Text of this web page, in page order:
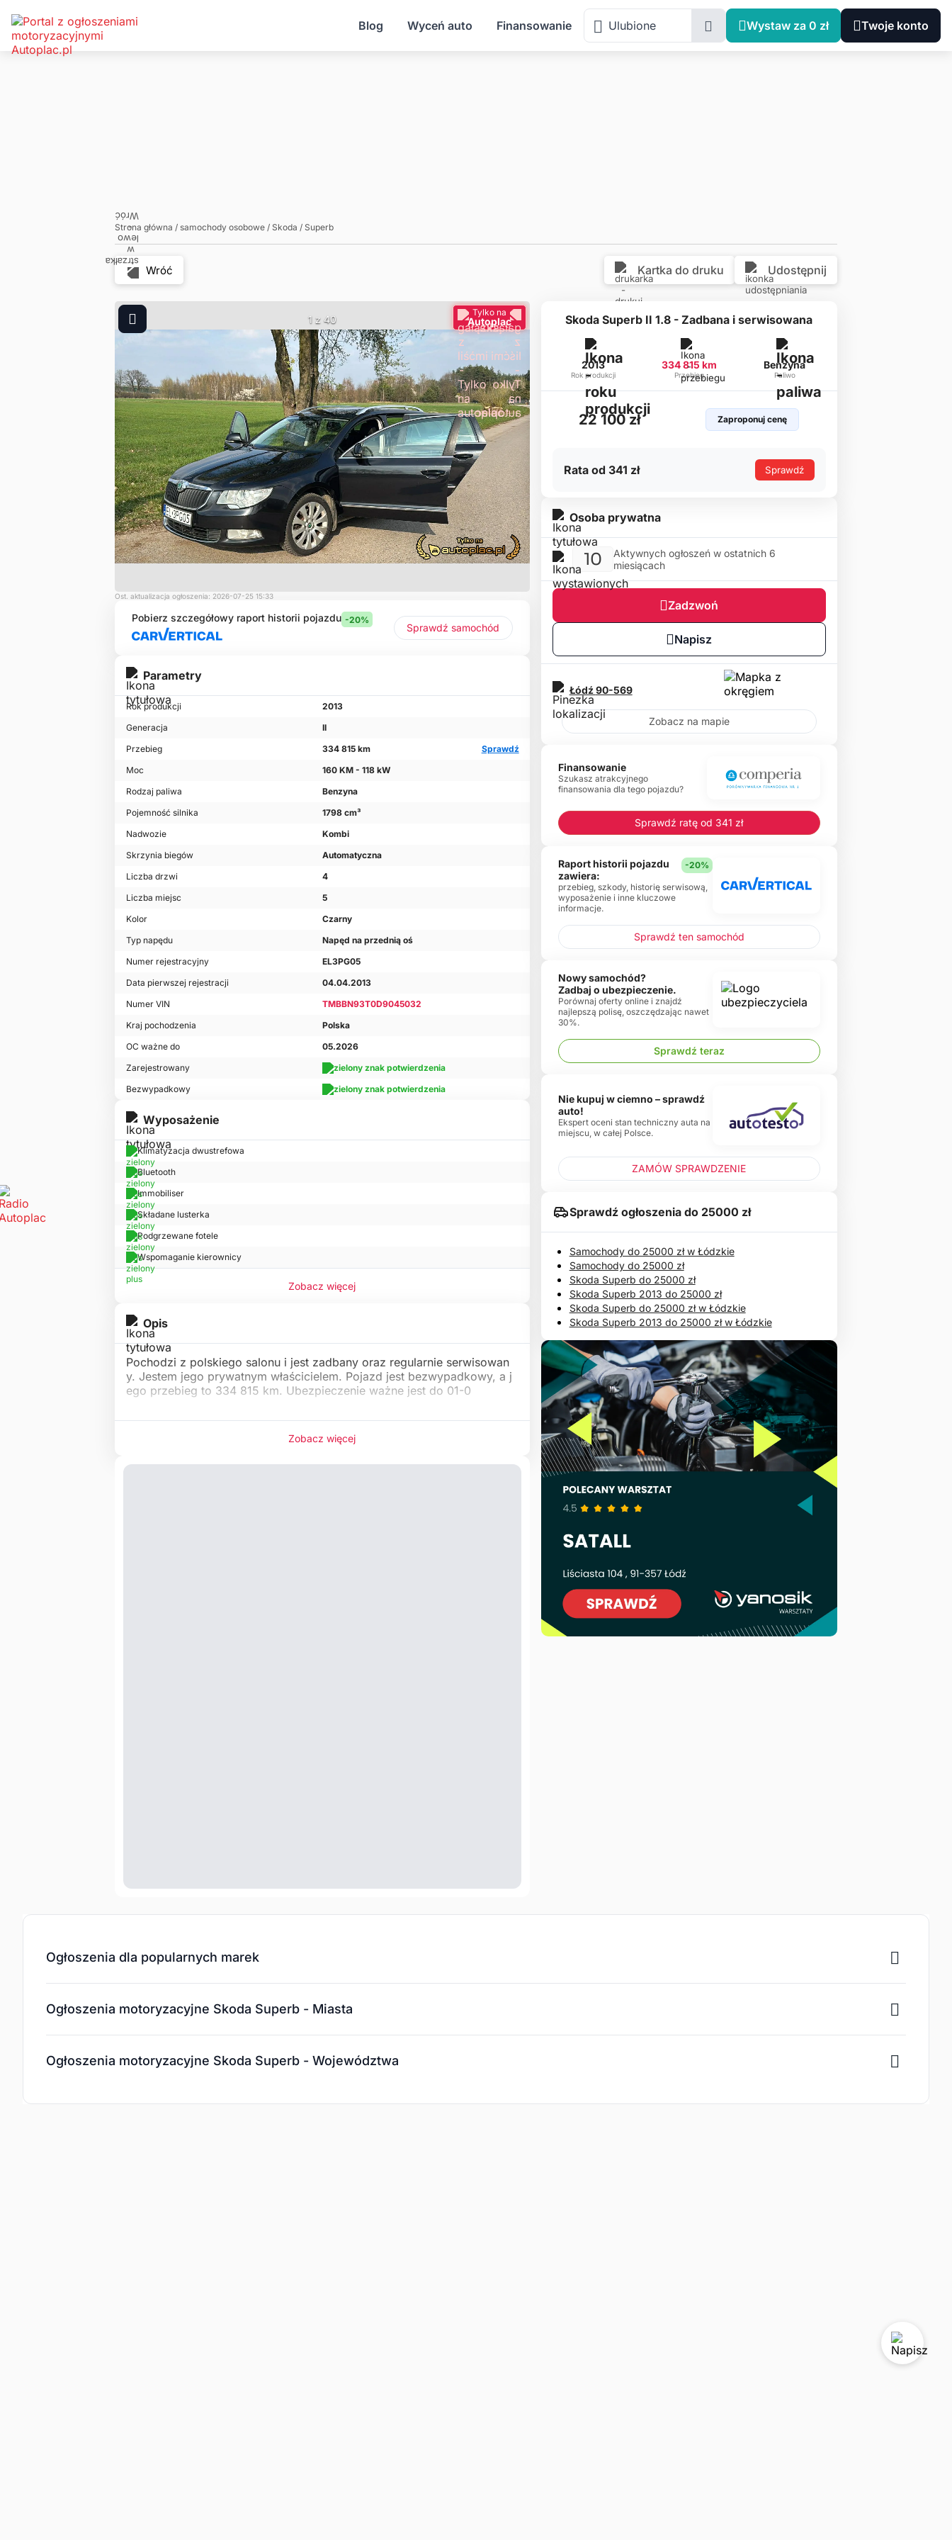
Blog Wyceń auto Finansowanie Ulubione Wystaw za 0 zł Twoje konto
Strona główna / samochody osobowe / Skoda / Superb
Wróć Kartka do druku Udostępnij
1 z 40
Tylko na
Autoplac
Ost. aktualizacja ogłoszenia: 2026-07-25 15:33
Pobierz szczegółowy raport historii pojazdu -20%
Sprawdź samochód
Parametry
Rok produkcji
2013
Generacja
II
Przebieg
334 815 km
Sprawdź
Moc
160 KM - 118 kW
Rodzaj paliwa
Benzyna
Pojemność silnika
1798 cm³
Nadwozie
Kombi
Skrzynia biegów
Automatyczna
Liczba drzwi
4
Liczba miejsc
5
Kolor
Czarny
Typ napędu
Napęd na przednią oś
Numer rejestracyjny
EL3PG05
Data pierwszej rejestracji
04.04.2013
Numer VIN
TMBBN93T0D9045032
Kraj pochodzenia
Polska
OC ważne do
05.2026
Zarejestrowany
Bezwypadkowy
Wyposażenie
Klimatyzacja dwustrefowa
Bluetooth
Immobiliser
Składane lusterka
Podgrzewane fotele
Wspomaganie kierownicy
Zobacz więcej
Opis
Pochodzi z polskiego salonu i jest zadbany oraz regularnie serwisowan
y. Jestem jego prywatnym właścicielem. Pojazd jest bezwypadkowy, a j
ego przebieg to 334 815 km. Ubezpieczenie ważne jest do 01-0
Zobacz więcej
Skoda Superb II 1.8 - Zadbana i serwisowana
2013
Rok produkcji
334 815 km
Przebieg
Benzyna
Paliwo
22 100 zł Zaproponuj cenę
Rata od 341 zł Sprawdź
Osoba prywatna
10
Aktywnych ogłoszeń w ostatnich 6
miesiącach
Zadzwoń
Napisz
Łódź90-569
Zobacz na mapie
Finansowanie
Szukasz atrakcyjnego
finansowania dla tego pojazdu?
Sprawdź ratę od 341 zł
Raport historii pojazdu
zawiera:
-20%
przebieg, szkody, historię serwisową,
wyposażenie i inne kluczowe
informacje.
Sprawdź ten samochód
Nowy samochód?
Zadbaj o ubezpieczenie.
Porównaj oferty online i znajdź
najlepszą polisę, oszczędzając nawet
30%.
Sprawdź teraz
Nie kupuj w ciemno – sprawdź
auto!
Ekspert oceni stan techniczny auta na
miejscu, w całej Polsce.
ZAMÓW SPRAWDZENIE
Sprawdź ogłoszenia do 25000 zł
Samochody do 25000 zł w Łódzkie
Samochody do 25000 zł
Skoda Superb do 25000 zł
Skoda Superb 2013 do 25000 zł
Skoda Superb do 25000 zł w Łódzkie
Skoda Superb 2013 do 25000 zł w Łódzkie
Ogłoszenia dla popularnych marek
Ogłoszenia motoryzacyjne Skoda Superb - Miasta
Ogłoszenia motoryzacyjne Skoda Superb - Województwa